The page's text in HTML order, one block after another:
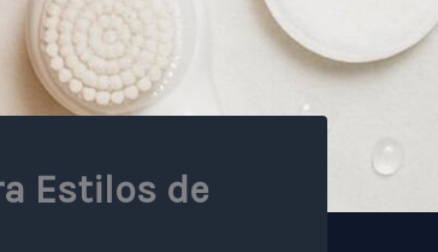
Estilos de